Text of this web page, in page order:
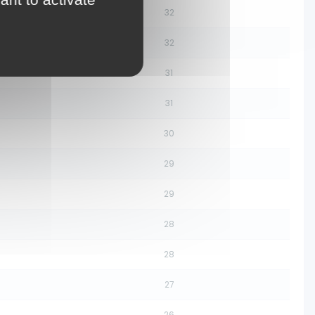
32
32
31
31
30
29
29
28
28
27